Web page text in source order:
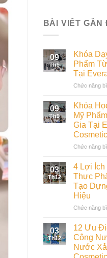
BÀI VIẾT GẦN
09
Th9
Khóa
Phẩm
Tại
Chức năng
09
Th9
Khóa
Mỹ
Gia Tại
Cosmetic
Chức năng
03
Th12
4 Lợi Ích
Thực
Tạo
Hiệu
Chức năng
03
Th12
12 Ưu
Công
Nước